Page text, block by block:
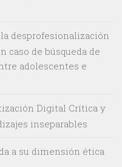
desprofesionalización
caso de búsqueda de
adolescentes e
Digital Crítica y
inseparables
a su dimensión ética